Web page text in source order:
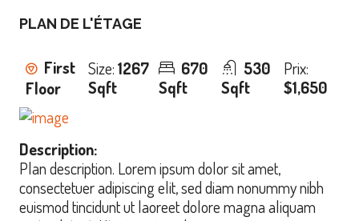
PLAN DE L'ÉTAGE
First
Floor
Size:1267
Sqft
670
Sqft
530
Sqft
Prix:
$1,650
Description:
Plan description. Lorem ipsum dolor sit amet,
consectetuer adipiscing elit, sed diam nonummy nibh
euismod tincidunt ut laoreet dolore magna aliquam